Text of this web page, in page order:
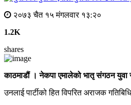
२०७३ चैत १५ मंगलवार १३:२०
1.2K
shares
काठमाडौं । नेकपा एमालेको भातृ संगठन युवा
उनलाई पार्टीको हित विपरित अराजक